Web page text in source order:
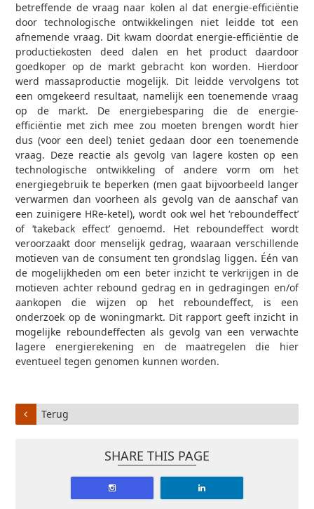
betreffende de vraag naar kolen al dat energie-efficiëntie
door technologische ontwikkelingen niet leidde tot een
afnemende vraag. Dit kwam doordat energie-efficiëntie de
productiekosten deed dalen en het product daardoor
goedkoper op de markt gebracht kon worden. Hierdoor
werd massaproductie mogelijk. Dit leidde vervolgens tot
een omgekeerd resultaat, namelijk een toenemende vraag
op de markt. De energiebesparing die de energie-
efficiëntie met zich mee zou moeten brengen wordt hier
dus (voor een deel) teniet gedaan door een toenemende
vraag. Deze reactie als gevolg van lagere kosten op een
technologische ontwikkeling of andere vorm om het
energiegebruik te beperken (men gaat bijvoorbeeld langer
verwarmen dan voorheen als gevolg van de aanschaf van
een zuinigere HRe-ketel), wordt ook wel het ‘reboundeffect’
of ‘takeback effect’ genoemd. Het reboundeffect wordt
veroorzaakt door menselijk gedrag, waaraan verschillende
motieven van de consument ten grondslag liggen. Één van
de mogelijkheden om een beter inzicht te verkrijgen in de
motieven achter rebound gedrag en in gedragingen en/of
aankopen die wijzen op het reboundeffect, is een
onderzoek op de woningmarkt. Dit rapport geeft inzicht in
mogelijke reboundeffecten als gevolg van een verwachte
lagere energierekening en de maatregelen die hier
eventueel tegen genomen kunnen worden.
Terug
SHARE THIS PAGE